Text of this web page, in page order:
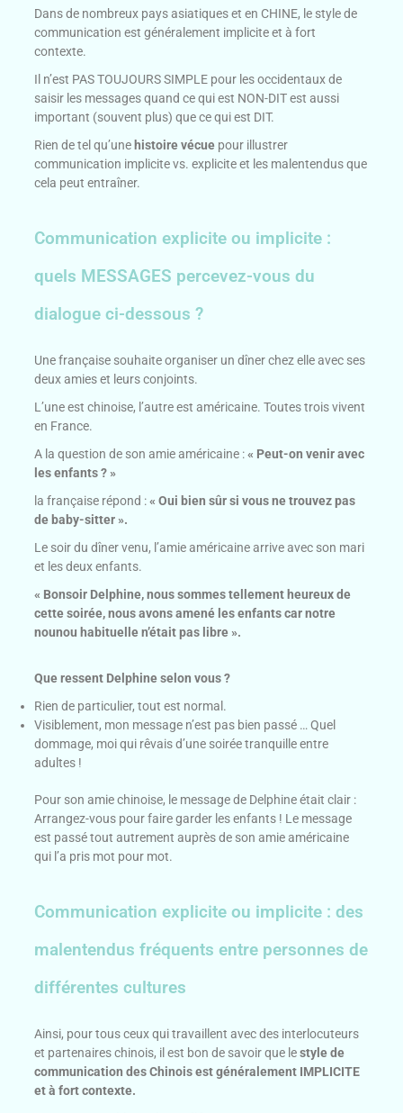
Dans de nombreux pays asiatiques et en CHINE, le style de
communication est généralement implicite et à fort
contexte.
Il n’est PAS TOUJOURS SIMPLE pour les occidentaux de
saisir les messages quand ce qui est NON-DIT est aussi
important (souvent plus) que ce qui est DIT.
Rien de tel qu’une histoire vécue pour illustrer
communication implicite vs. explicite et les malentendus que
cela peut entraîner.
Communication explicite ou implicite :
quels MESSAGES percevez-vous du
dialogue ci-dessous ?
Une française souhaite organiser un dîner chez elle avec ses
deux amies et leurs conjoints.
L’une est chinoise, l’autre est américaine. Toutes trois vivent
en France.
A la question de son amie américaine :« Peut-on venir avec
les enfants ? »
la française répond :« Oui bien sûr si vous ne trouvez pas
de baby-sitter ».
Le soir du dîner venu, l’amie américaine arrive avec son mari
et les deux enfants.
« Bonsoir Delphine, nous sommes tellement heureux de
cette soirée, nous avons amené les enfants car notre
nounou habituelle n’était pas libre ».
Que ressent Delphine selon vous ?
Rien de particulier, tout est normal.
Visiblement, mon message n’est pas bien passé … Quel
dommage, moi qui rêvais d’une soirée tranquille entre
adultes !
Pour son amie chinoise, le message de Delphine était clair :
Arrangez-vous pour faire garder les enfants ! Le message
est passé tout autrement auprès de son amie américaine
qui l’a pris mot pour mot.
Communication explicite ou implicite : des
malentendus fréquents entre personnes de
différentes cultures
Ainsi, pour tous ceux qui travaillent avec des interlocuteurs
et partenaires chinois, il est bon de savoir que lestyle de
communication des Chinois est généralement IMPLICITE
et à fort contexte.